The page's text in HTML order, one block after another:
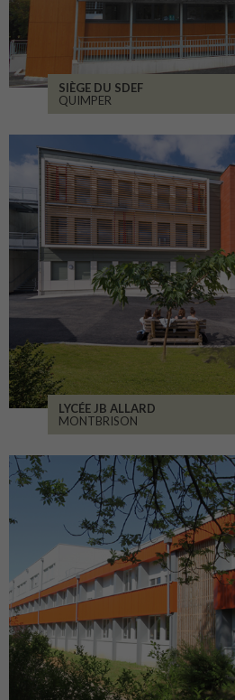
SIÈGE DU SDEF
QUIMPER
LYCÉE JB ALLARD
MONTBRISON